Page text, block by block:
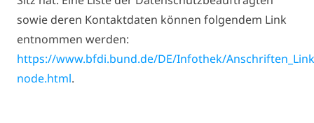
sowie deren Kontaktdaten können folgendem Link
entnommen werden:
https://www.bfdi.bund.de/DE/Infothek/
node.html.